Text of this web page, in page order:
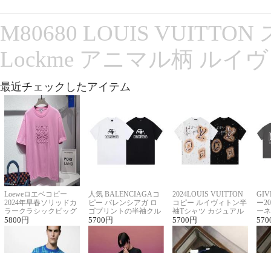
M80680 LOUIS VUITTON
Lockme アニマル柄 ルイ
最近チェックしたアイテム
Loeweロエベコピー
2024年早春ソリッドカ
ラークラシックビッグ
ロゴ刺繍Tシャツ
5800 円
人気 BALENCIAGAコ
ピー バレンシアガ ロ
ゴプリントの半袖クル
ーネックTシャツ
5700 円
2024LOUIS VUITTON
コピー ルイヴィトン半
袖Tシャツ カジュアル
に馴染む 2色展開
5700 円
ー
ー
ー